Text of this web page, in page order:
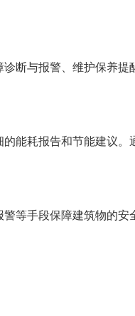
断与报警、维护保养提
能耗报告和节能建议。
等手段保障建筑物的安